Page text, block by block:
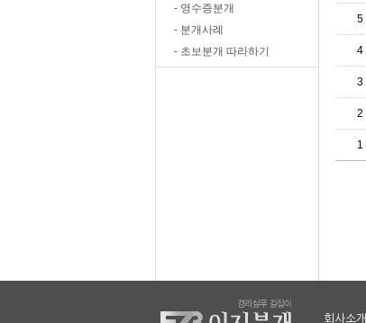
- 영수증분개
- 분개사례
- 초보분개 따라하기
5
4
3
2
1
회사소개